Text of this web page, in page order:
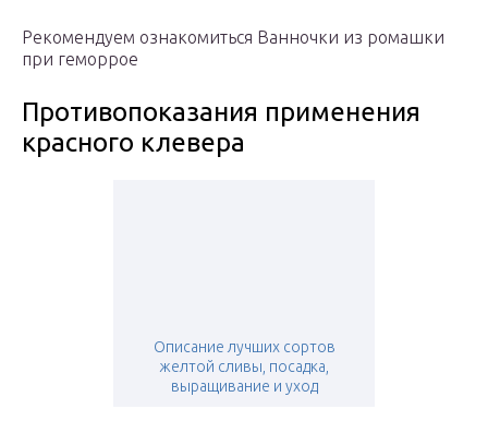
Рекомендуем ознакомиться Ванночки из ромашки
при геморрое
Противопоказания применения
красного клевера
Описание лучших сортов
желтой сливы, посадка,
выращивание и уход